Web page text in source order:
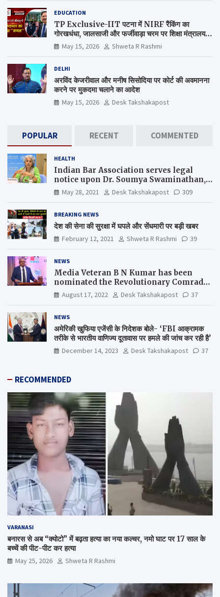
EDUCATION
TP Exclusive-IIT पटना में NIRF रैंकिंग का
गोरखधंधा, जालसाजी और फर्जीवाड़ा चरम पर शिक्षा मंत्रालय
कब जागेगा ?
May 15, 2026 Shweta R Rashmi
DELHI
अरविंद केजरीवाल और मनीष सिसोदिया पर कोर्ट की अवमानना
करने पर मुकदमा चलाने का आदेश
May 15, 2026 Desk Takshakapost
POPULAR RECENT COMMENTED
HEALTH
Indian Bar Association serves legal
notice upon Dr. Soumya Swaminathan,
the Chief Scientist, WHO
May 28, 2021 Desk Takshakapost 309
BREAKING NEWS
देश की सेना की सुरक्षा में घपले और सेंधमारी पर बड़ी खबर
February 12, 2021 Shweta R Rashmi 39
NEWS
Media Veteran B N Kumar has been
nominated the Revolutionary Comrade
Shiv Varma Media Award 2022-23
August 17, 2022 Desk Takshakapost 37
NEWS
अमेरिकी खुफिया एजेंसी के निदेशक बोले- ‘FBI आक्रामक
तरीके से भारतीय वाणिज्य दूतावास पर हमले की जांच कर रही है’
December 14, 2023 Desk Takshakapost 37
RECOMMENDED
VARANASI
बनारस से अब “क्योटो” में बढ़ता हत्या का नया कल्चर, नमो घाट पर 17 साल के
बच्चें की पीट-पीट कर हत्या
May 25, 2026 Shweta R Rashmi